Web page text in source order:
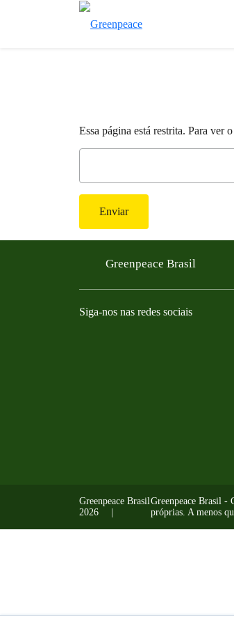
Essa página está restrita. Para ver
Enviar
Greenpeace Brasil
Siga-nos nas redes sociais
Greenpeace Brasil
2026
Greenpeace Brasil -
próprias. A menos